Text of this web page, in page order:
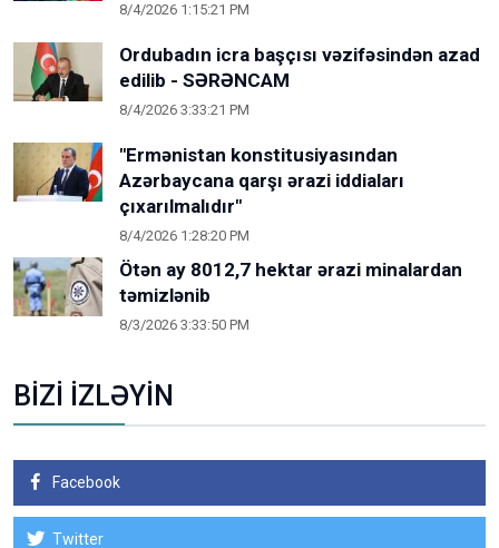
8/4/2026 1:15:21 PM
Ordubadın icra başçısı vəzifəsindən azad
edilib - SƏRƏNCAM
8/4/2026 3:33:21 PM
"Ermənistan konstitusiyasından
Azərbaycana qarşı ərazi iddiaları
çıxarılmalıdır"
8/4/2026 1:28:20 PM
Ötən ay 8012,7 hektar ərazi minalardan
təmizlənib
8/3/2026 3:33:50 PM
BİZİ İZLƏYİN
Facebook
Twitter